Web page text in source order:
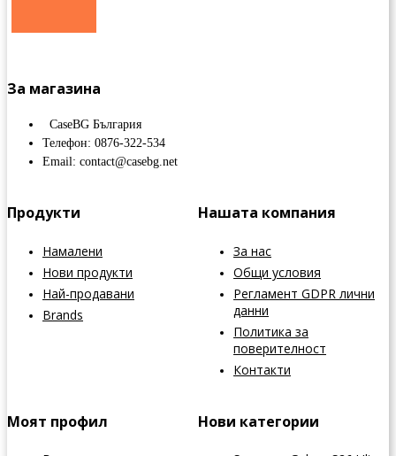
За магазина
CaseBG България
Телефон: 0876-322-534
Email: contact@casebg.net
Продукти
Намалени
Нови продукти
Най-продавани
Brands
Нашата компания
За нас
Общи условия
Регламент GDPR лични
данни
Политика за
поверителност
Контакти
Моят профил Нови категории